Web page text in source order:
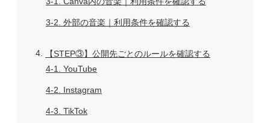
3-2 外部の音楽｜利用条件を確認する
4
【STEP③】公開先ごとのルールを確認する
4-1 YouTube
4-2 Instagram
4-3 TikTok